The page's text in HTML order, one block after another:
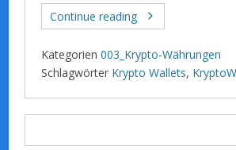
Continue reading
Kategorien 003_Krypto-Währungen
Schlagwörter Krypto Wallets,